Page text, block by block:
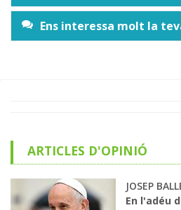
Ens interessa molt la
ARTICLES D'OPINIÓ
JOSEP
En l'adéu